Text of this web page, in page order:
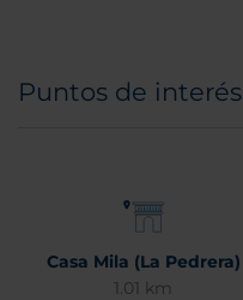
Puntos de interés
Casa Mila (La Pedrera)
1.01 km